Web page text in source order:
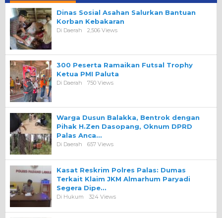
Dinas Sosial Asahan Salurkan Bantuan
Korban Kebakaran
Di Daerah 2,506 Views
300 Peserta Ramaikan Futsal Trophy
Ketua PMI Paluta
Di Daerah 750 Views
Warga Dusun Balakka, Bentrok dengan
Pihak H.Zen Dasopang, Oknum DPRD
Palas Anca…
Di Daerah 657 Views
Kasat Reskrim Polres Palas: Dumas
Terkait Klaim JKM Almarhum Paryadi
Segera Dipe…
Di Hukum 324 Views